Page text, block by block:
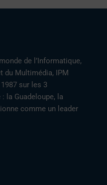
de l’Informatique,
du Multimédia, IPM
sur les 3
la Guadeloupe, la
comme un leader